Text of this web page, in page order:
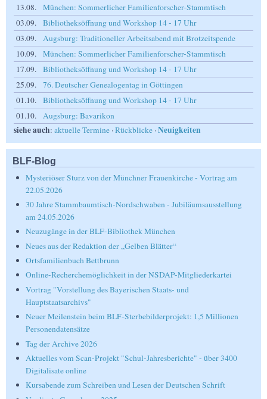
13.08.
München: Sommerlicher Familienforscher-Stammtisch
03.09.
Bibliotheksöffnung und Workshop 14 - 17 Uhr
03.09.
Augsburg: Traditioneller Arbeitsabend mit Brotzeitspende
10.09.
München: Sommerlicher Familienforscher-Stammtisch
17.09.
Bibliotheksöffnung und Workshop 14 - 17 Uhr
25.09.
76. Deutscher Genealogentag in Göttingen
01.10.
Bibliotheksöffnung und Workshop 14 - 17 Uhr
01.10.
Augsburg: Bavarikon
siehe auch: aktuelle Termine ·Rückblicke ·Neuigkeiten
BLF-Blog
Mysteriöser Sturz von der Münchner Frauenkirche - Vortrag am
22.05.2026
30 Jahre Stammbaumtisch-Nordschwaben - Jubiläumsausstellung
am 24.05.2026
Neuzugänge in der BLF-Bibliothek München
Neues aus der Redaktion der „Gelben Blätter“
Ortsfamilienbuch Bettbrunn
Online-Recherchemöglichkeit in der NSDAP-Mitgliederkartei
Vortrag "Vorstellung des Bayerischen Staats- und
Hauptstaatsarchivs"
Neuer Meilenstein beim BLF-Sterbebilderprojekt: 1,5 Millionen
Personendatensätze
Tag der Archive 2026
Aktuelles vom Scan-Projekt "Schul-Jahresberichte" - über 3400
Digitalisate online
Kursabende zum Schreiben und Lesen der Deutschen Schrift